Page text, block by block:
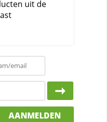
AANMELDEN